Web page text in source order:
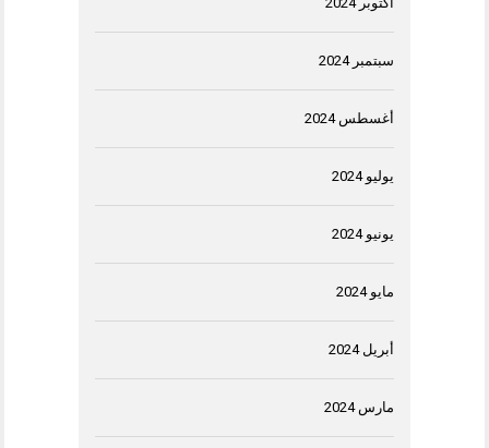
سبتمبر 2024
أغسطس 2024
يوليو 2024
يونيو 2024
مايو 2024
أبريل 2024
مارس 2024